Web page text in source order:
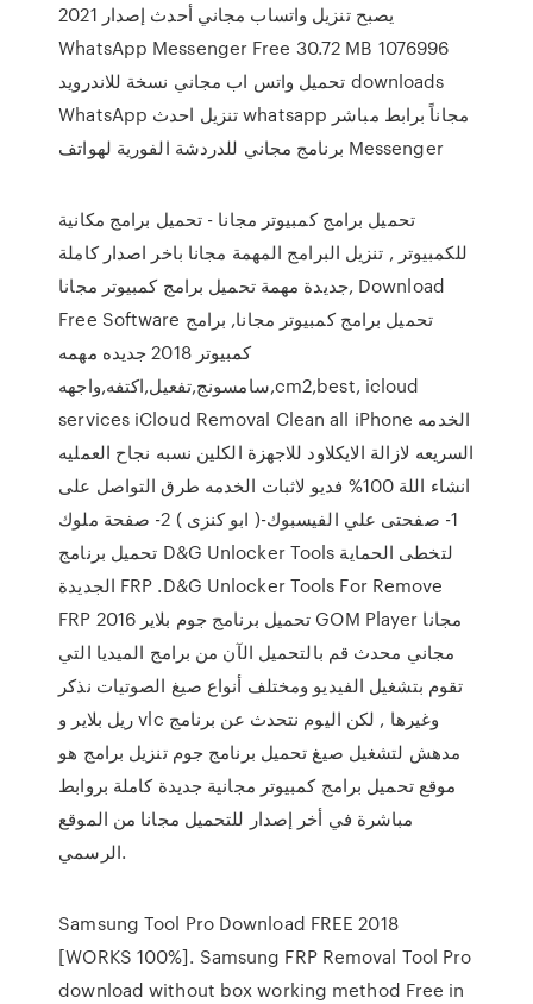
يصبح تنزيل واتساب مجاني أحدث إصدار 2021
WhatsApp Messenger Free 30.72 MB 1076996
downloads تحميل واتس اب مجاني نسخة للاندرويد
مجاناً برابط مباشر whatsapp تنزيل احدث WhatsApp
Messenger برنامج مجاني للدردشة الفورية لهواتف
تحميل برامج كمبيوتر مجانا - تحميل برامج مكانية
للكمبيوتر , تنزيل البرامج المهمة مجانا باخر اصدار كاملة
جديدة مهمة تحميل برامج كمبيوتر مجانا, Download
Free Software تحميل برامج كمبيوتر مجانا, برامج
كمبيوتر 2018 جديده مهمه
سامسونج,تفعيل,اكتفه,واجهه,cm2,best, icloud
services iCloud Removal Clean all iPhone الخدمه
السريعه لازالة الايكلاود للاجهزة الكلين نسبه نجاح العمليه
انشاء اللة 100% فديو لاثبات الخدمه طرق التواصل على
1- صفحتى علي الفيسبوك-( ابو كنزى ) 2- صفحة ملوك
تحميل برنامج D&G Unlocker Tools لتخطى الحماية
الجديدة FRP .D&G Unlocker Tools For Remove
FRP 2016 تحميل برنامج جوم بلاير GOM Player مجانا
مجاني محدث قم بالتحميل الآن من برامج الميديا التي
تقوم بتشغيل الفيديو ومختلف أنواع صيغ الصوتيات نذكر
ريل بلاير و vlc وغيرها , لكن اليوم نتحدث عن برنامج
مدهش لتشغيل صيغ تحميل برنامج جوم تنزيل برامج هو
موقع تحميل برامج كمبيوتر مجانية جديدة كاملة بروابط
مباشرة في أخر إصدار للتحميل مجانا من الموقع
الرسمي.
Samsung Tool Pro Download FREE 2018
[WORKS 100%]. Samsung FRP Removal Tool Pro
download without box working method Free in